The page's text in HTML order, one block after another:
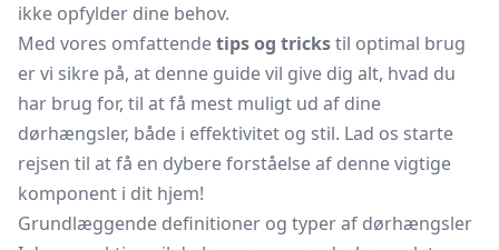
ikke opfylder dine behov.
Med vores omfattendetips og trickstil optimal brug
er vi sikre på, at denne guide vil give dig alt, hvad du
har brug for, til at få mest muligt ud af dine
dørhængsler, både i effektivitet og stil. Lad os starte
rejsen til at få en dybere forståelse af denne vigtige
komponent i dit hjem!
Grundlæggende definitioner og typer af dørhængsler